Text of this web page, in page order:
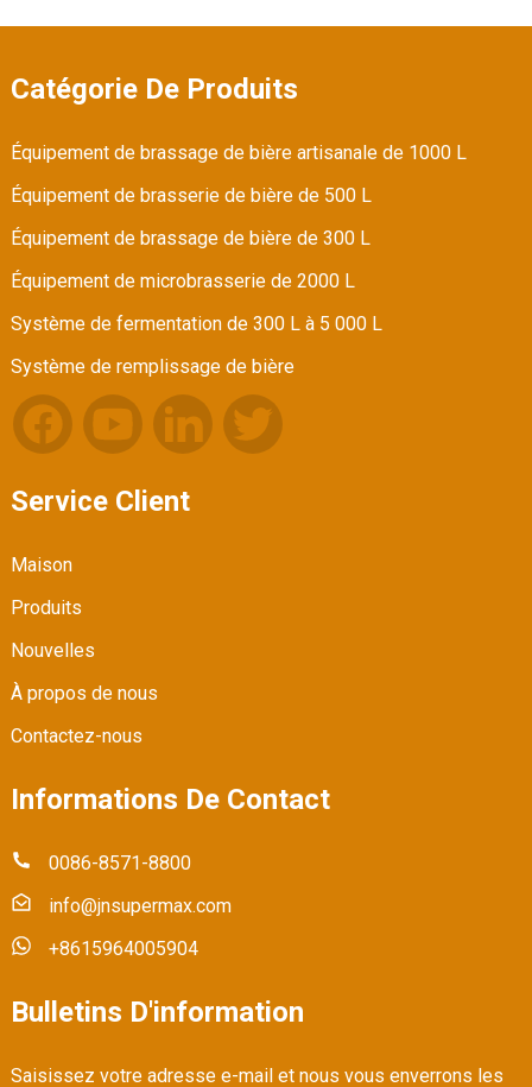
Catégorie De Produits
Équipement de brassage de bière artisanale de 1000 L
Équipement de brasserie de bière de 500 L
Équipement de brassage de bière de 300 L
Équipement de microbrasserie de 2000 L
Système de fermentation de 300 L à 5 000 L
Système de remplissage de bière
Service Client
Maison
Produits
Nouvelles
À propos de nous
Contactez-nous
Informations De Contact
0086-8571-8800
info@jnsupermax.com
+8615964005904
Bulletins D'information
Saisissez votre adresse e-mail et nous vous enverrons les